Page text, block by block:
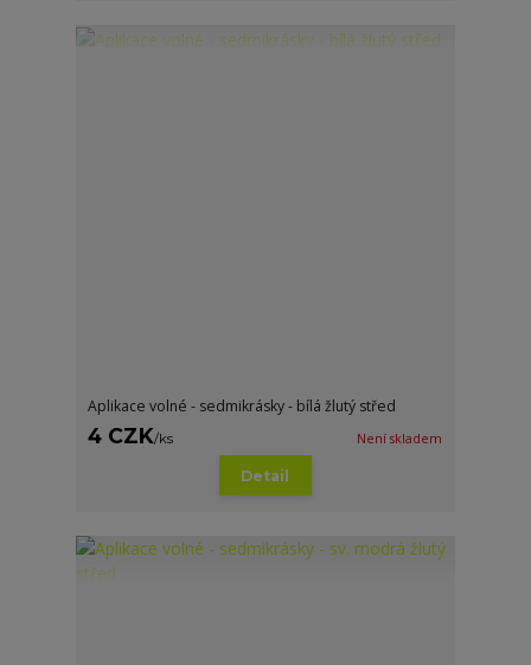
Aplikace volné - sedmikrásky - bílá žlutý střed
4 CZK/ks Není skladem
Detail